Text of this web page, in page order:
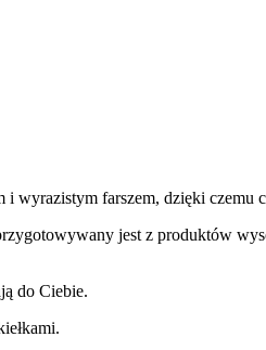
wyrazistym farszem, dzięki czemu
jest z produktów
do Ciebie.